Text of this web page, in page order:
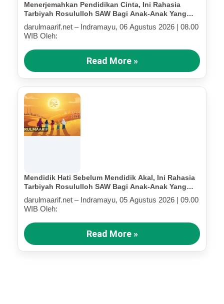
Menerjemahkan Pendidikan Cinta, Ini Rahasia
Tarbiyah Rosululloh SAW Bagi Anak-Anak Yang
Terluka (Bagian IV)
darulmaarif.net – Indramayu, 06 Agustus 2026 | 08.00
WIB Oleh:
Read More »
Mendidik Hati Sebelum Mendidik Akal, Ini Rahasia
Tarbiyah Rosululloh SAW Bagi Anak-Anak Yang
Terluka (Bagian III)
darulmaarif.net – Indramayu, 05 Agustus 2026 | 09.00
WIB Oleh:
Read More »